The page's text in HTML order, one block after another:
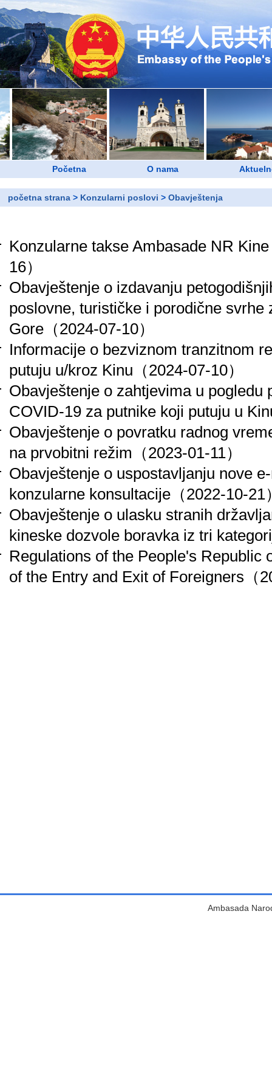
Početna O nama
početna strana > Konzularni poslovi > Obavještenja
Konzularne takse Ambasade NR
16）
Obavještenje o izdavanju
poslovne, turističke i porodične svrhe
Gore （2024-07-10）
Informacije o bezviznom tranzitnom
putuju u/kroz Kinu （2024-07-10）
Obavještenje o zahtjevima u pogledu
COVID-19 za putnike koji putuju u
Obavještenje o povratku radnog
na prvobitni režim （2023-01-11）
Obavještenje o uspostavljanju nove
konzularne konsultacije （2022-10-21
Obavještenje o ulasku stranih
kineske dozvole boravka iz tri
Regulations of the People's Republic
of the Entry and Exit of Foreigners （
Ambasada